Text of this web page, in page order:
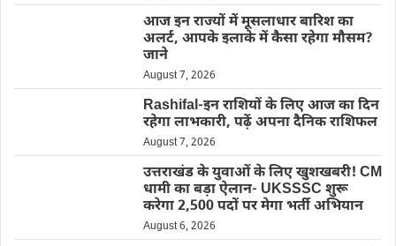
आज इन राज्यों में मूसलाधार बारिश का
अलर्ट, आपके इलाके में कैसा रहेगा मौसम?
जाने
August 7, 2026
Rashifal-इन राशियों के लिए आज का दिन
रहेगा लाभकारी, पढ़ें अपना दैनिक राशिफल
August 7, 2026
उत्तराखंड के युवाओं के लिए खुशखबरी! CM
धामी का बड़ा ऐलान- UKSSSC शुरू
करेगा 2,500 पदों पर मेगा भर्ती अभियान
August 6, 2026